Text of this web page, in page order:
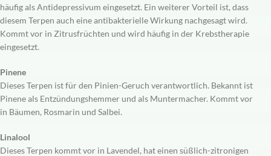
häufig als Antidepressivum eingesetzt. Ein weiterer Vorteil ist, dass
diesem Terpen auch eine antibakterielle Wirkung nachgesagt wird.
Kommt vor in Zitrusfrüchten und wird häufig in der Krebstherapie
eingesetzt.
Pinene
Dieses Terpen ist für den Pinien-Geruch verantwortlich. Bekannt ist
Pinene als Entzündungshemmer und als Muntermacher. Kommt vor
in Bäumen, Rosmarin und Salbei.
Linalool
Dieses Terpen kommt vor in Lavendel, hat einen süßlich-zitronigen